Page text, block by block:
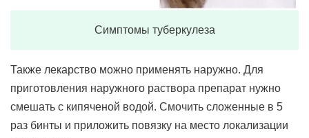
Симптомы туберкулеза
Также лекарство можно применять наружно. Для
приготовления наружного раствора препарат нужно
смешать с кипяченой водой. Смочить сложенные в 5
раз бинты и приложить повязку на место локализации